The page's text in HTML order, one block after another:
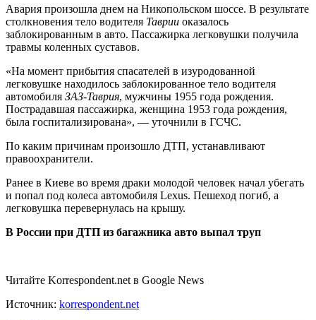
Авария произошла днем на Никопольском шоссе. В результате
столкновения тело водителя Таврии оказалось
заблокированным в авто. Пассажирка легковушки получила
травмы коленных суставов.
«На момент прибытия спасателей в изуродованной
легковушке находилось заблокированное тело водителя
автомобиля ЗАЗ-Таврия, мужчины 1955 года рождения.
Пострадавшая пассажирка, женщина 1953 года рождения,
была госпитализирована», — уточнили в ГСЧС.
По каким причинам произошло ДТП, устанавливают
правоохранители.
Ранее в Киеве во время драки молодой человек начал убегать
и попал под колеса автомобиля Lexus. Пешеход погиб, а
легковушка перевернулась на крышу.
В России при ДТП из багажника авто выпал труп
Читайте Korrespondent.net в Google News
Источник: korrespondent.net